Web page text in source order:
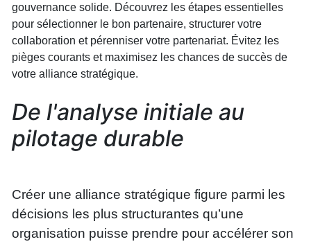
gouvernance solide. Découvrez les étapes essentielles
pour sélectionner le bon partenaire, structurer votre
collaboration et pérenniser votre partenariat. Évitez les
pièges courants et maximisez les chances de succès de
votre alliance stratégique.
De l'analyse initiale au
pilotage durable
Créer une alliance stratégique figure parmi les
décisions les plus structurantes qu’une
organisation puisse prendre pour accélérer son